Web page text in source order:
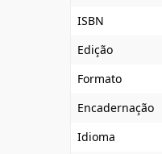
ISBN
Edição
Formato
Encadernação
Idioma